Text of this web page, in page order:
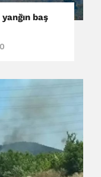
baş